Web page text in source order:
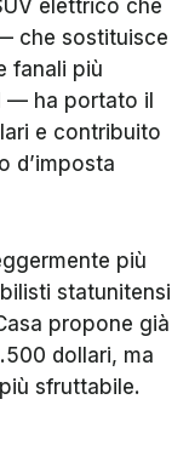
elettrico che
che sostituisce
fanali più
— ha portato il
e contribuito
d’imposta
più
statunitensi
propone già
dollari, ma
sfruttabile.